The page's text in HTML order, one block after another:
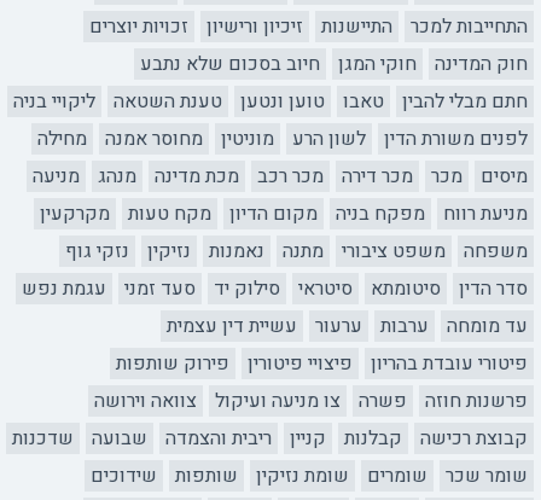
התחייבות למכר
התיישנות זיכיון ורישיון
זכויות יוצרים
חוק המדינה
חוקי המגן
חיוב בסכום שלא נתבע
חתם מבלי להבין
טאבו טוען ונטען טענת השטאה
ליקויי בניה
לפנים משורת הדין
לשון הרע מוניטין מחוסר אמנה
מחילה
מיסים
מכר מכר דירה מכר רכב מכת מדינה מנהג
מניעה
מניעת רווח
מפקח בניה מקום הדיון מקח טעות
מקרקעין
משפחה
משפט ציבורי מתנה נאמנות נזיקין
נזקי גוף
סדר הדין
סיטומתא סיטראי סילוק יד סעד זמני
עגמת נפש
עד מומחה
ערבות ערעור
עשיית דין עצמית
פיטורי עובדת בהריון
פיצויי פיטורין
פירוק שותפות
פרשנות חוזה
פשרה צו מניעה ועיקול
צוואה וירושה
קבוצת רכישה
קבלנות קניין ריבית והצמדה שבועה
שדכנות
שומר שכר
שומרים שומת נזיקין שותפות
שידוכים